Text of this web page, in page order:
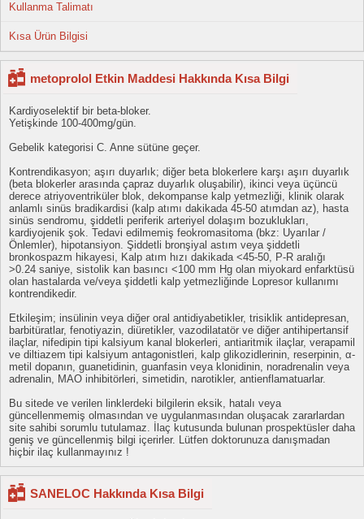
Kullanma Talimatı
Kısa Ürün Bilgisi
metoprolol Etkin Maddesi Hakkında Kısa Bilgi
Kardiyoselektif bir beta-bloker.
Yetişkinde 100-400mg/gün.
Gebelik kategorisi C. Anne sütüne geçer.
Kontrendikasyon; aşırı duyarlık; diğer beta blokerlere karşı aşırı duyarlık
(beta blokerler arasında çapraz duyarlık oluşabilir), ikinci veya üçüncü
derece atriyoventriküler blok, dekompanse kalp yetmezliği, klinik olarak
anlamlı sinüs bradikardisi (kalp atımı dakikada 45-50 atımdan az), hasta
sinüs sendromu, şiddetli periferik arteriyel dolaşım bozuklukları,
kardiyojenik şok. Tedavi edilmemiş feokromasitoma (bkz: Uyarılar /
Önlemler), hipotansiyon. Şiddetli bronşiyal astım veya şiddetli
bronkospazm hikayesi, Kalp atım hızı dakikada <45-50, P-R aralığı
>0.24 saniye, sistolik kan basıncı <100 mm Hg olan miyokard enfarktüsü
olan hastalarda ve/veya şiddetli kalp yetmezliğinde Lopresor kullanımı
kontrendikedir.
Etkileşim; insülinin veya diğer oral antidiyabetikler, trisiklik antidepresan,
barbitüratlar, fenotiyazin, diüretikler, vazodilatatör ve diğer antihipertansif
ilaçlar, nifedipin tipi kalsiyum kanal blokerleri, antiaritmik ilaçlar, verapamil
ve diltiazem tipi kalsiyum antagonistleri, kalp glikozidlerinin, reserpinin, α-
metil dopanın, guanetidinin, guanfasin veya klonidinin, noradrenalin veya
adrenalin, MAO inhibitörleri, simetidin, narotikler, antienflamatuarlar.
Bu sitede ve verilen linklerdeki bilgilerin eksik, hatalı veya
güncellenmemiş olmasından ve uygulanmasından oluşacak zararlardan
site sahibi sorumlu tutulamaz. İlaç kutusunda bulunan prospektüsler daha
geniş ve güncellenmiş bilgi içerirler. Lütfen doktorunuza danışmadan
hiçbir ilaç kullanmayınız !
SANELOC Hakkında Kısa Bilgi